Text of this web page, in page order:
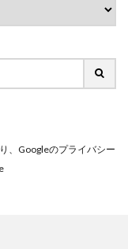
、Googleのプライバシー